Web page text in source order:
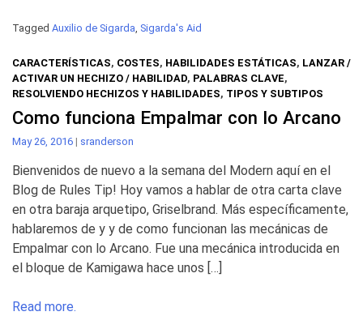
Tagged Auxilio de Sigarda, Sigarda's Aid
CARACTERÍSTICAS, COSTES, HABILIDADES ESTÁTICAS, LANZAR /
ACTIVAR UN HECHIZO / HABILIDAD, PALABRAS CLAVE,
RESOLVIENDO HECHIZOS Y HABILIDADES, TIPOS Y SUBTIPOS
Como funciona Empalmar con lo Arcano
May 26, 2016 | sranderson
Bienvenidos de nuevo a la semana del Modern aquí en el
Blog de Rules Tip! Hoy vamos a hablar de otra carta clave
en otra baraja arquetipo, Griselbrand. Más específicamente,
hablaremos de y y de como funcionan las mecánicas de
Empalmar con lo Arcano. Fue una mecánica introducida en
el bloque de Kamigawa hace unos […]
Read more.